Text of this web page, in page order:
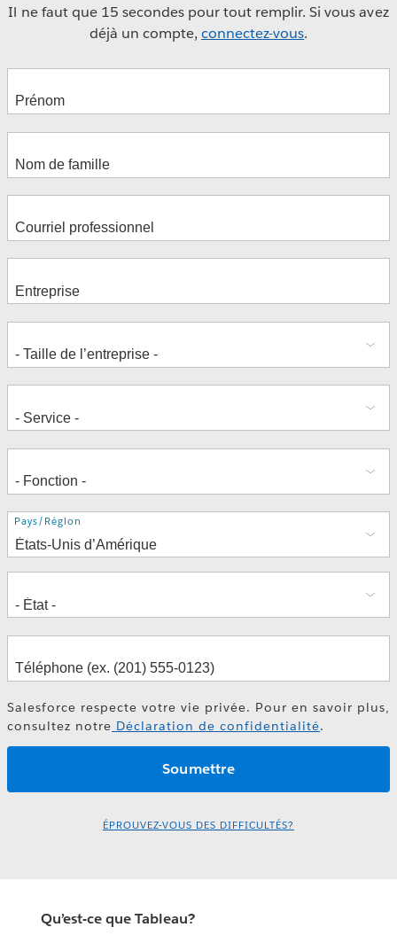
Il ne faut que 15 secondes pour tout remplir. Si vous avez
déjà un compte, connectez-vous.
Adresse
Pays/Région
Salesforce respecte votre vie privée. Pour en savoir plus,
consultez notre Déclaration de confidentialité.
ÉPROUVEZ-VOUS DES DIFFICULTÉS?
Qu’est-ce que Tableau?